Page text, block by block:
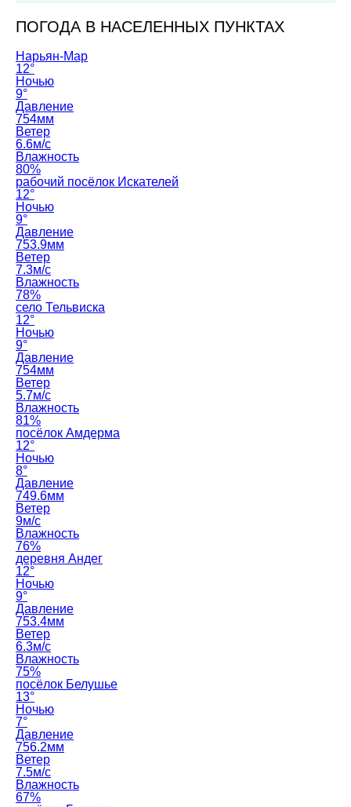
ПОГОДА В НАСЕЛЕННЫХ ПУНКТАХ
Нарьян-Мар
12°
Ночью
9°
Давление
754мм
Ветер
6.6м/с
Влажность
80%
рабочий посёлок Искателей
12°
Ночью
9°
Давление
753.9мм
Ветер
7.3м/с
Влажность
78%
село Тельвиска
12°
Ночью
9°
Давление
754мм
Ветер
5.7м/с
Влажность
81%
посёлок Амдерма
12°
Ночью
8°
Давление
749.6мм
Ветер
9м/с
Влажность
76%
деревня Андег
12°
Ночью
9°
Давление
753.4мм
Ветер
6.3м/с
Влажность
75%
посёлок Белушье
13°
Ночью
7°
Давление
756.2мм
Ветер
7.5м/с
Влажность
67%